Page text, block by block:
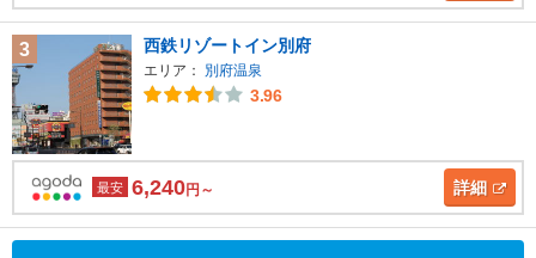
3 西鉄リゾートイン別府
エリア： 別府温泉
3.96
最安 6,240円～ 詳細